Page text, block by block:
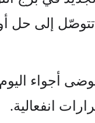
إلى حل
أجواء
انفعالية.